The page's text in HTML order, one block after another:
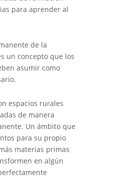
para aprender al
de la
un concepto que los
asumir como
espacios rurales
de manera
Un ámbito que
para su propio
materias primas
en algún